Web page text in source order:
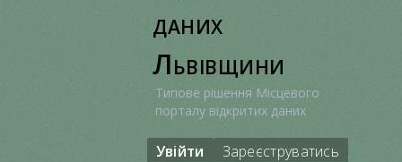
даних
Львівщини
Типове рішення Місцевого
порталу відкритих даних
Увійти Зареєструватись